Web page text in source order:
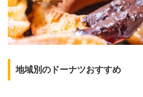
地域別のドーナツおすすめ